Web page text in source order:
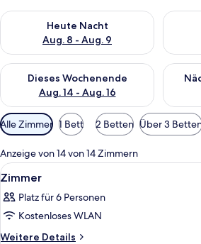
Heute Nacht
Aug. 8 - Aug. 9
Überprüfe die Verfügbarkeit für heute
Dieses Wochenende
Aug. 14 - Aug. 16
Überprüfe die Verfügbarkeit für dieses
Verfügbare
Filter
für
Zimmer
Alle Zimmer 1 Bett 2 Betten Über 3
Anzeige von 14 von 14 Zimmern
Alle
Fotos
für
Zimmer
anzeigen
Ein
8
Zimmer
Platz für 6 Personen
Kostenloses WLAN
Weitere Details
Weitere